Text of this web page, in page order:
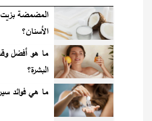
المضمضة بزيت
الأسنان؟
ما هو أفضل
البشرة؟
ما هي فوائد